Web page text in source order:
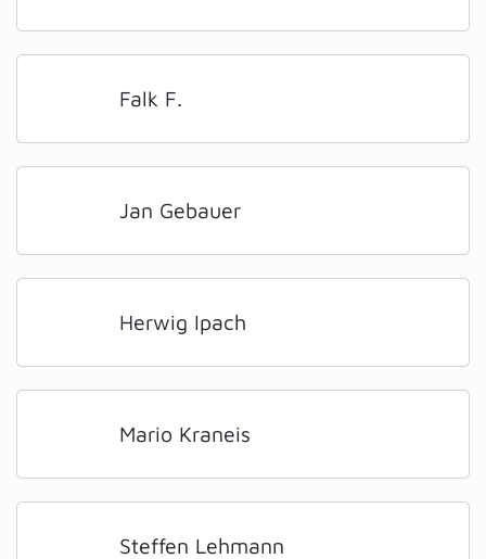
Falk F.
Jan Gebauer
Herwig Ipach
Mario Kraneis
Steffen Lehmann